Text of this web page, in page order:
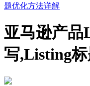
题优化方法详解
亚马逊产品
写,Listing